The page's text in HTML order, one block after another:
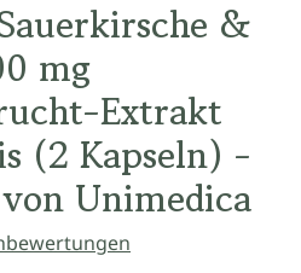
&
mg
Extrakt
(2 Kapseln) -
Unimedica